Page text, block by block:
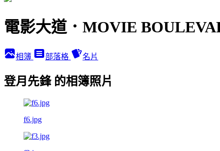
電影大道．MOVIE
相簿 部落格 名片
登月先鋒 的相簿照片
f6.jpg